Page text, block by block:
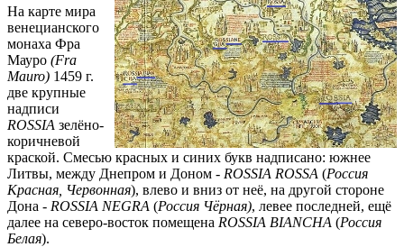
На карте мира
венецианского
монаха Фра
Мауро (Fra
Mauro) 1459 г.
две крупные
надписи
ROSSIA зелёно-
коричневой
краской. Смесью красных и синих букв надписано: южнее
Литвы, между Днепром и Доном - ROSSIA ROSSA (Россия
Красная, Червонная), влево и вниз от неё, на другой стороне
Дона - ROSSIA NEGRA (Россия Чёрная), левее последней, ещё
далее на северо-восток помещена ROSSIA BIANCHA (Россия
Белая).